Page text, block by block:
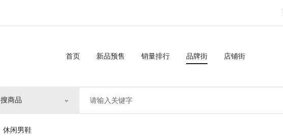
首页 新品预售 销量排行 品牌街 店铺街
搜商品
休闲男鞋